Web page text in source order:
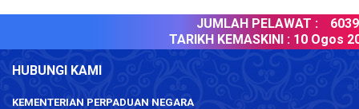
JUMLAH PELAWAT :
TARIKH KEMASKINI : 10 Ogos
HUBUNGI KAMI
KEMENTERIAN PERPADUAN NEGARA